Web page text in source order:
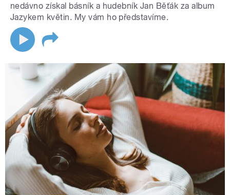
nedávno získal básník a hudebník Jan Běťák za album
Jazykem květin. My vám ho představíme.